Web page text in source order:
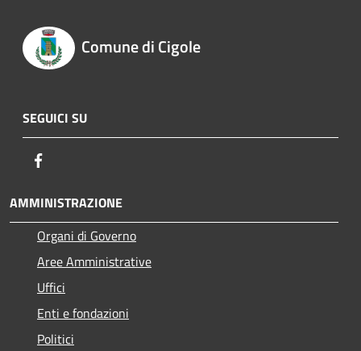
Comune di Cigole
SEGUICI SU
AMMINISTRAZIONE
Organi di Governo
Aree Amministrative
Uffici
Enti e fondazioni
Politici